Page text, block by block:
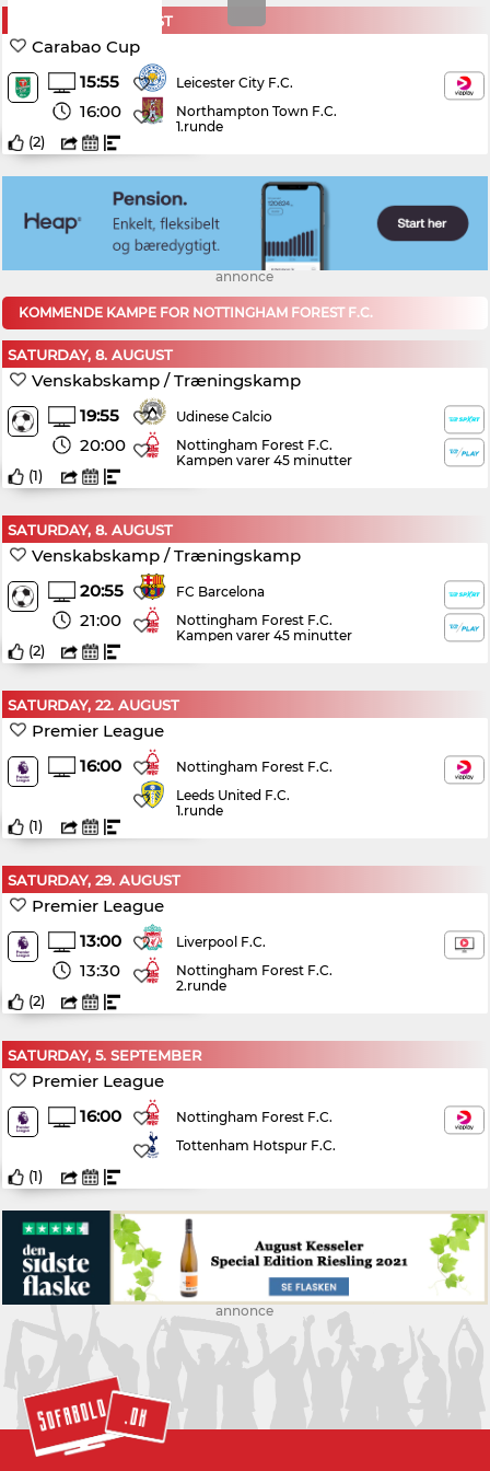
SATURDAY, 8. AUGUST
Carabao Cup
15:55
16:00
Leicester City F.C.
Northampton Town F.C.
1.runde
(2)
annonce
KOMMENDE KAMPE FOR NOTTINGHAM FOREST F.C.
SATURDAY, 8. AUGUST
Venskabskamp / Træningskamp
19:55
20:00
Udinese Calcio
Nottingham Forest F.C.
Kampen varer 45 minutter
(1)
SATURDAY, 8. AUGUST
Venskabskamp / Træningskamp
20:55
21:00
FC Barcelona
Nottingham Forest F.C.
Kampen varer 45 minutter
(2)
SATURDAY, 22. AUGUST
Premier League
16:00
Nottingham Forest F.C.
Leeds United F.C.
1.runde
(1)
SATURDAY, 29. AUGUST
Premier League
13:00
13:30
Liverpool F.C.
Nottingham Forest F.C.
2.runde
(2)
SATURDAY, 5. SEPTEMBER
Premier League
16:00
Nottingham Forest F.C.
Tottenham Hotspur F.C.
(1)
annonce